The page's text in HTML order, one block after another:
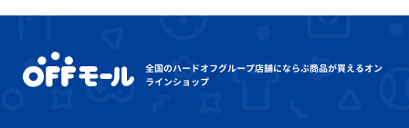
全国のハードオフグループ店舗にならぶ商品が買えるオン
ラインショップ